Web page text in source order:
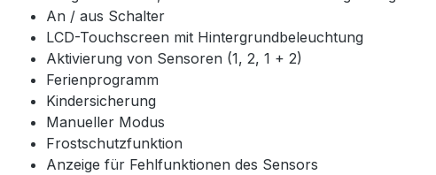
An / aus Schalter
LCD-Touchscreen mit Hintergrundbeleuchtung
Aktivierung von Sensoren (1, 2, 1 + 2)
Ferienprogramm
Kindersicherung
Manueller Modus
Frostschutzfunktion
Anzeige für Fehlfunktionen des Sensors